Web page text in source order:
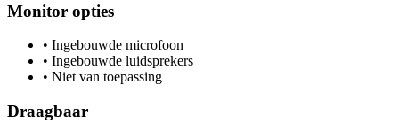
Monitor opties
• Ingebouwde microfoon
• Ingebouwde luidsprekers
• Niet van toepassing
Draagbaar